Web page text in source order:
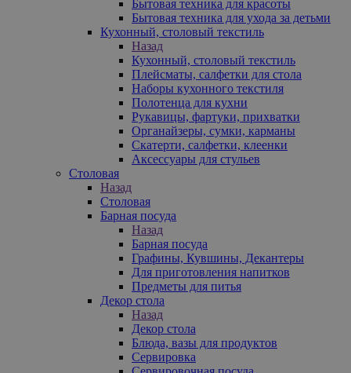
Бытовая техника для красоты
Бытовая техника для ухода за детьми
Кухонный, столовый текстиль
Назад
Кухонный, столовый текстиль
Плейсматы, салфетки для стола
Наборы кухонного текстиля
Полотенца для кухни
Рукавицы, фартуки, прихватки
Органайзеры, сумки, карманы
Скатерти, салфетки, клеенки
Аксессуары для стульев
Столовая
Назад
Столовая
Барная посуда
Назад
Барная посуда
Графины, Кувшины, Декантеры
Для приготовления напитков
Предметы для питья
Декор стола
Назад
Декор стола
Блюда, вазы для продуктов
Сервировка